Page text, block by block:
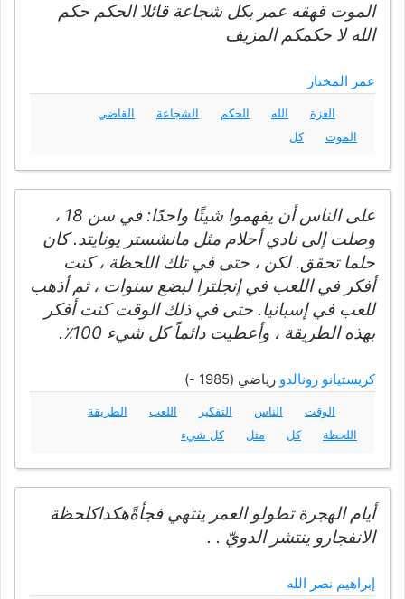
الموت قهقه عمر بكل شجاعة قائلا الحكم حكم
الله لا حكمكم المزيف
عمر المختار
العزة الله الحكم الشجاعة
القاضي
الموت
كل
على الناس أن يفهموا شيئًا واحدًا: في سن 18 ،
وصلت إلى نادي أحلام مثل مانشستر يونايتد. كان
حلما تحقق. لكن ، حتى في تلك اللحظة ، كنت
أفكر في اللعب في إنجلترا لبضع سنوات ، ثم أذهب
للعب في إسبانيا. حتى في ذلك الوقت كنت أفكر
بهذه الطريقة ، وأعطيت دائماً كل شيء 100٪.
كريستيانو رونالدو رياضي (1985 -)
الوقت الناس التفكير اللعب
الطريقة
اللحظة
كل مثل كل شيء
أيام الهجرة تطولو العمر ينتهي فجأةًهكذاكلحظة
الانفجارو ينتشر الدويّ . .
إبراهيم نصر الله